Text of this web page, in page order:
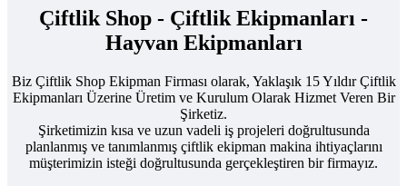
Çiftlik Shop - Çiftlik Ekipmanları -
Hayvan Ekipmanları
Biz Çiftlik Shop Ekipman Firması olarak, Yaklaşık 15 Yıldır Çiftlik
Ekipmanları Üzerine Üretim ve Kurulum Olarak Hizmet Veren Bir
Şirketiz.
Şirketimizin kısa ve uzun vadeli iş projeleri doğrultusunda
planlanmış ve tanımlanmış çiftlik ekipman makina ihtiyaçlarını
müşterimizin isteği doğrultusunda gerçekleştiren bir firmayız.